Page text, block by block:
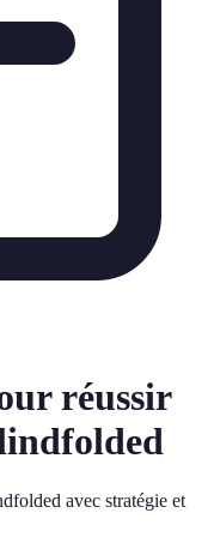
réussir
avec stratégie et